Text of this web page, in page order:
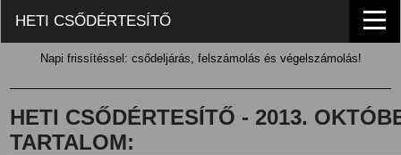
HETI CSŐDÉRTESÍTŐ
Napi frissítéssel: csődeljárás, felszámolás és végelszámolás!
HETI CSŐDÉRTESÍTŐ - 2013.
TARTALOM: